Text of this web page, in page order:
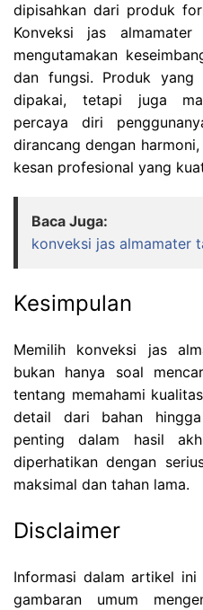
dipisahkan dari produk
Konveksi jas
mengutamakan
dan fungsi. Produk
dipakai, tetapi juga
percaya diri
dirancang dengan
kesan profesional yang
Baca Juga:
konveksi jas almamater
Kesimpulan
Memilih konveksi jas
bukan hanya soal
tentang memahami
detail dari bahan
penting dalam hasil
diperhatikan dengan
maksimal dan tahan lama.
Disclaimer
Informasi dalam artikel ini
gambaran umum